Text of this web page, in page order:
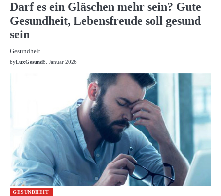
Darf es ein Gläschen mehr sein? Gute
Gesundheit, Lebensfreude soll gesund
sein
Gesundheit
byLuxGesund8. Januar 2026
GESUNDHEIT